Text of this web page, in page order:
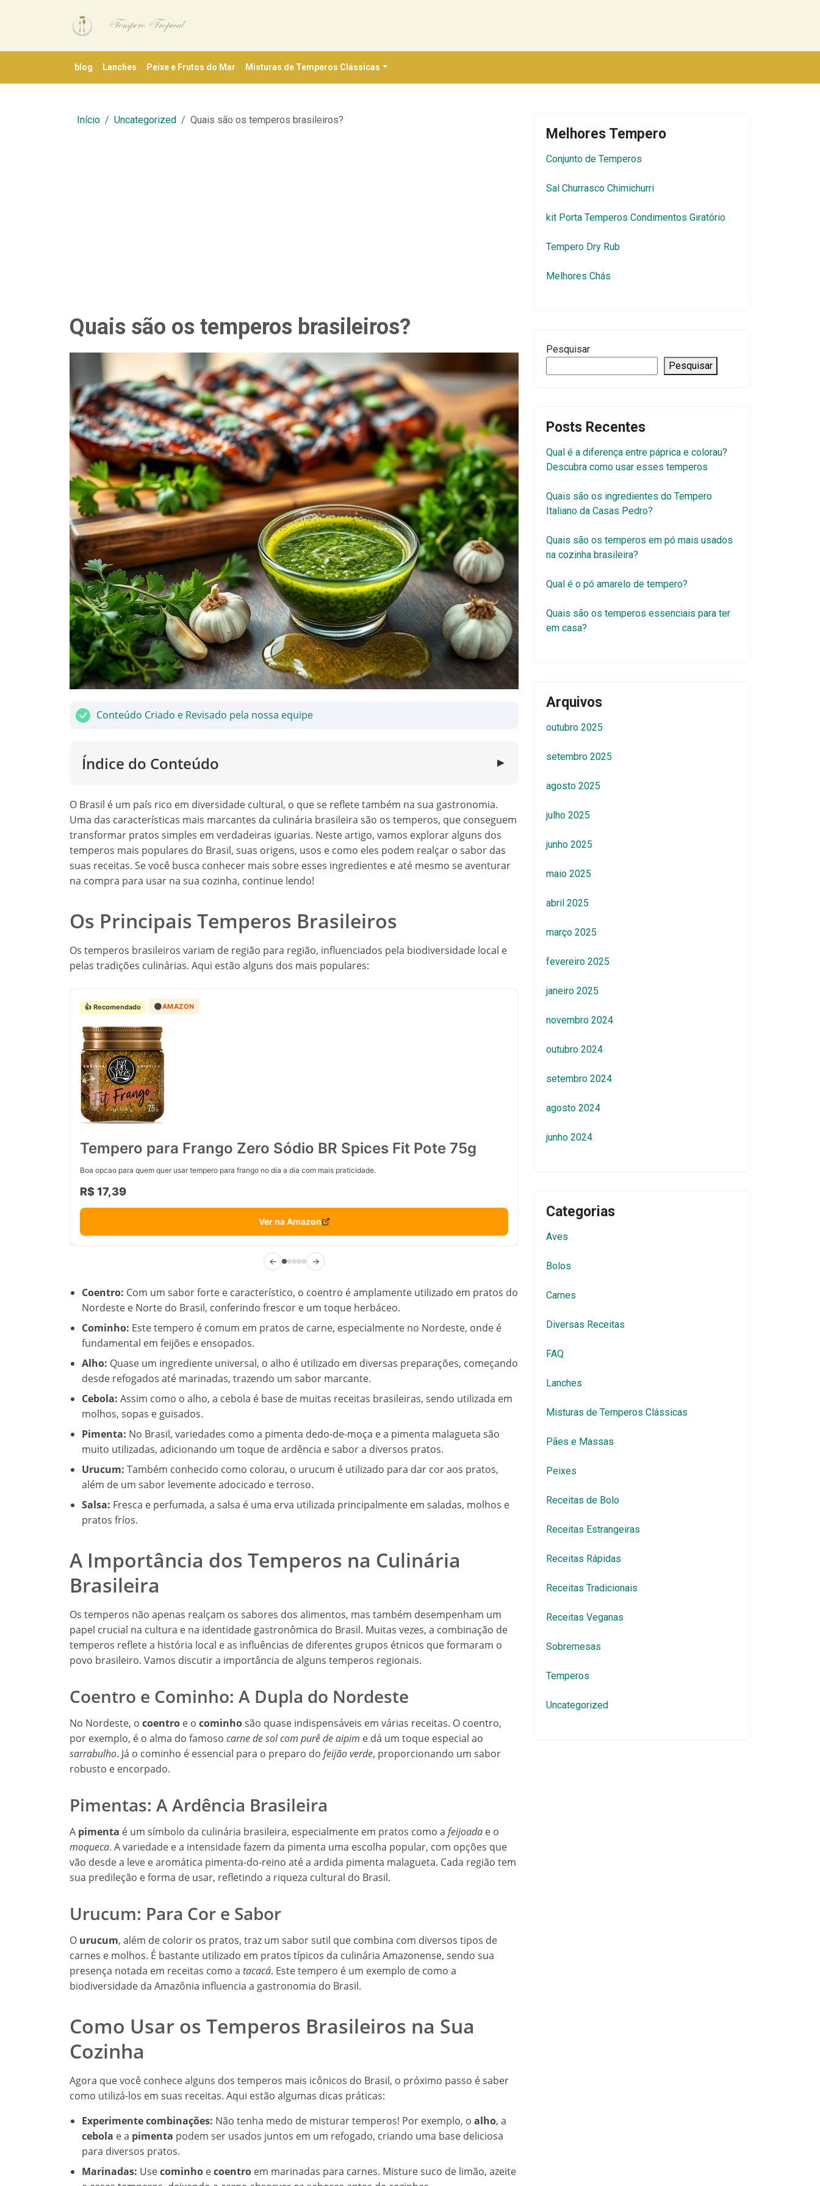
blog Lanches Peixe e Frutos do Mar Misturas de Temperos Clássicas
Início Uncategorized Quais são os temperos brasileiros?
Quais são os temperos brasileiros?
Conteúdo Criado e Revisado pela nossa equipe
Índice do Conteúdo ▼
O Brasil é um país rico em diversidade cultural, o que se reflete também na sua gastronomia.
Uma das características mais marcantes da culinária brasileira são os temperos, que conseguem
transformar pratos simples em verdadeiras iguarias. Neste artigo, vamos explorar alguns dos
temperos mais populares do Brasil, suas origens, usos e como eles podem realçar o sabor das
suas receitas. Se você busca conhecer mais sobre esses ingredientes e até mesmo se aventurar
na compra para usar na sua cozinha, continue lendo!
Os Principais Temperos Brasileiros
Os temperos brasileiros variam de região para região, influenciados pela biodiversidade local e
pelas tradições culinárias. Aqui estão alguns dos mais populares:
👍 Recomendado 🟠AMAZON
Tempero para Frango Zero Sódio BR Spices Fit Pote 75g
Boa opcao para quem quer usar tempero para frango no dia a dia com mais praticidade.
R$ 17,39
Ver na Amazon
← →
Coentro: Com um sabor forte e característico, o coentro é amplamente utilizado em pratos do
Nordeste e Norte do Brasil, conferindo frescor e um toque herbáceo.
Cominho: Este tempero é comum em pratos de carne, especialmente no Nordeste, onde é
fundamental em feijões e ensopados.
Alho: Quase um ingrediente universal, o alho é utilizado em diversas preparações, começando
desde refogados até marinadas, trazendo um sabor marcante.
Cebola: Assim como o alho, a cebola é base de muitas receitas brasileiras, sendo utilizada em
molhos, sopas e guisados.
Pimenta: No Brasil, variedades como a pimenta dedo-de-moça e a pimenta malagueta são
muito utilizadas, adicionando um toque de ardência e sabor a diversos pratos.
Urucum: Também conhecido como colorau, o urucum é utilizado para dar cor aos pratos,
além de um sabor levemente adocicado e terroso.
Salsa: Fresca e perfumada, a salsa é uma erva utilizada principalmente em saladas, molhos e
pratos fríos.
A Importância dos Temperos na Culinária
Brasileira
Os temperos não apenas realçam os sabores dos alimentos, mas também desempenham um
papel crucial na cultura e na identidade gastronômica do Brasil. Muitas vezes, a combinação de
temperos reflete a história local e as influências de diferentes grupos étnicos que formaram o
povo brasileiro. Vamos discutir a importância de alguns temperos regionais.
Coentro e Cominho: A Dupla do Nordeste
No Nordeste, o coentro e o cominhosão quase indispensáveis em várias receitas. O coentro,
por exemplo, é o alma do famoso carne de sol com purê de aipim e dá um toque especial ao
sarrabulho. Já o cominho é essencial para o preparo do feijão verde, proporcionando um sabor
robusto e encorpado.
Pimentas: A Ardência Brasileira
A pimenta é um símbolo da culinária brasileira, especialmente em pratos como a feijoada e o
moqueca. A variedade e a intensidade fazem da pimenta uma escolha popular, com opções que
vão desde a leve e aromática pimenta-do-reino até a ardida pimenta malagueta. Cada região tem
sua predileção e forma de usar, refletindo a riqueza cultural do Brasil.
Urucum: Para Cor e Sabor
O urucum, além de colorir os pratos, traz um sabor sutil que combina com diversos tipos de
carnes e molhos. É bastante utilizado em pratos típicos da culinária Amazonense, sendo sua
presença notada em receitas como a tacacá. Este tempero é um exemplo de como a
biodiversidade da Amazônia influencia a gastronomia do Brasil.
Como Usar os Temperos Brasileiros na Sua
Cozinha
Agora que você conhece alguns dos temperos mais icônicos do Brasil, o próximo passo é saber
como utilizá-los em suas receitas. Aqui estão algumas dicas práticas:
Experimente combinações: Não tenha medo de misturar temperos! Por exemplo, o alho, a
cebola e a pimenta podem ser usados juntos em um refogado, criando uma base deliciosa
para diversos pratos.
Marinadas: Usecominho ecoentro em marinadas para carnes. Misture suco de limão, azeite
Melhores Tempero
Conjunto de Temperos
Sal Churrasco Chimichurri
kit Porta Temperos Condimentos Giratório
Tempero Dry Rub
Melhores Chás
Pesquisar
Pesquisar
Posts Recentes
Qual é a diferença entre páprica e colorau?
Descubra como usar esses temperos
Quais são os ingredientes do Tempero
Italiano da Casas Pedro?
Quais são os temperos em pó mais usados
na cozinha brasileira?
Qual é o pó amarelo de tempero?
Quais são os temperos essenciais para ter
em casa?
Arquivos
outubro 2025
setembro 2025
agosto 2025
julho 2025
junho 2025
maio 2025
abril 2025
março 2025
fevereiro 2025
janeiro 2025
novembro 2024
outubro 2024
setembro 2024
agosto 2024
junho 2024
Categorias
Aves
Bolos
Carnes
Diversas Receitas
FAQ
Lanches
Misturas de Temperos Clássicas
Pães e Massas
Peixes
Receitas de Bolo
Receitas Estrangeiras
Receitas Rápidas
Receitas Tradicionais
Receitas Veganas
Sobremesas
Temperos
Uncategorized